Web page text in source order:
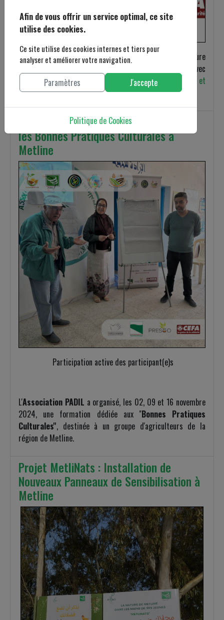
L'Association PADIL est heureuse d'annoncer la signature
d'un contrat de subvention, le mercredi, 29 mai 2024, avec
CEFA Tunisie (Comité Européen pour la Formation et
l’Agriculture Onlus).
Projet CULTAV-METLINE: Formation sur
les Bonnes Pratiques Culturales à
Metline
Participation active des participant(e)s
L'Association PADIL a organisé, les 02, 09 et 16 novembre
2024, une formation dédiée aux ''Bonnes Pratiques
Culturales'', destinée à un groupe d'agriculteurs de la
région de Metline.
Projet MetliNats : Installation de
Nouveaux Panneaux de Sensibilisation à
Metline
Afin de vous offrir un service optimal, ce site
utilise des cookies.
Ce site utilise des cookies internes et tiers pour
analyser et améliorer votre navigation.
Paramètres J'accepte
Politique de Cookies